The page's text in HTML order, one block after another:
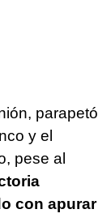
parapetó
y el
pese al
con apurar